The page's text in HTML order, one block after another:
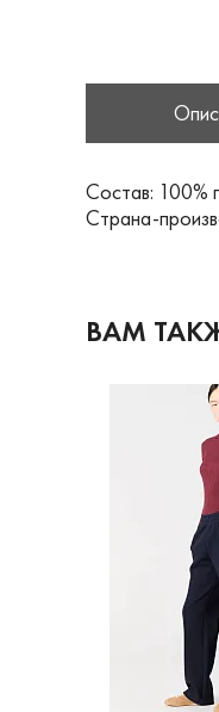
Состав: 100%
Страна-
ВАМ